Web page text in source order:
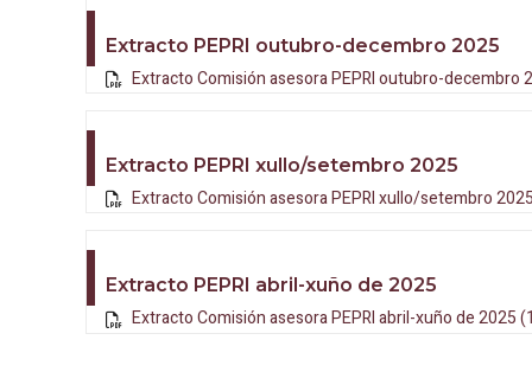
Extracto PEPRI outubro-decembro 2025
Extracto Comisión asesora PEPRI outubro-decembro
Extracto PEPRI xullo/setembro 2025
Extracto Comisión asesora PEPRI xullo/setembro
Extracto PEPRI abril-xuño de 2025
Extracto Comisión asesora PEPRI abril-xuño de 2025